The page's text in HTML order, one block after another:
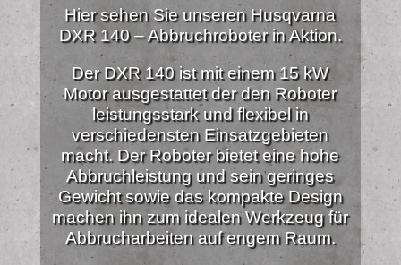
Hier sehen Sie unseren Husqvarna
DXR 140 – Abbruchroboter in Aktion.
Der DXR 140 ist mit einem 15 kW
Motor ausgestattet der den Roboter
leistungsstark und flexibel in
verschiedensten Einsatzgebieten
macht. Der Roboter bietet eine hohe
Abbruchleistung und sein geringes
Gewicht sowie das kompakte Design
machen ihn zum idealen Werkzeug für
Abbrucharbeiten auf engem Raum.